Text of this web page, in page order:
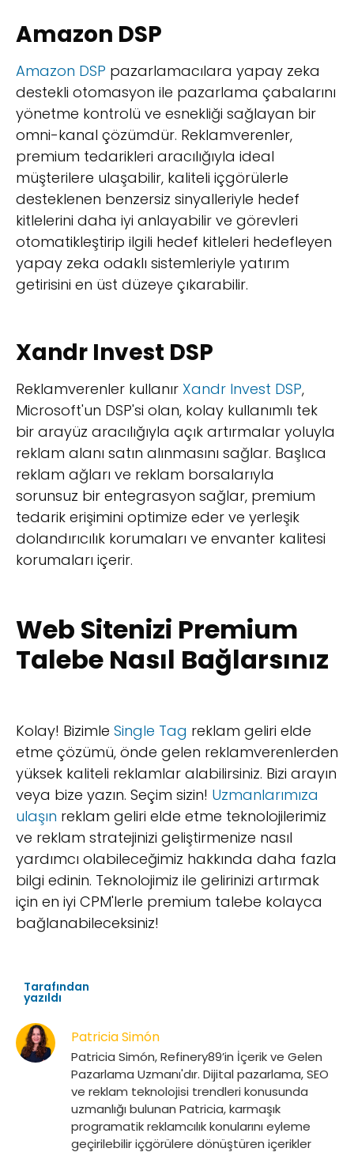
Amazon DSP
Amazon DSP pazarlamacılara yapay zeka
destekli otomasyon ile pazarlama çabalarını
yönetme kontrolü ve esnekliği sağlayan bir
omni-kanal çözümdür. Reklamverenler,
premium tedarikleri aracılığıyla ideal
müşterilere ulaşabilir, kaliteli içgörülerle
desteklenen benzersiz sinyalleriyle hedef
kitlelerini daha iyi anlayabilir ve görevleri
otomatikleştirip ilgili hedef kitleleri hedefleyen
yapay zeka odaklı sistemleriyle yatırım
getirisini en üst düzeye çıkarabilir.
Xandr Invest DSP
Reklamverenler kullanır Xandr Invest DSP,
Microsoft'un DSP'si olan, kolay kullanımlı tek
bir arayüz aracılığıyla açık artırmalar yoluyla
reklam alanı satın alınmasını sağlar. Başlıca
reklam ağları ve reklam borsalarıyla
sorunsuz bir entegrasyon sağlar, premium
tedarik erişimini optimize eder ve yerleşik
dolandırıcılık korumaları ve envanter kalitesi
korumaları içerir.
Web Sitenizi Premium
Talebe Nasıl Bağlarsınız
Kolay! Bizimle Single Tag reklam geliri elde
etme çözümü, önde gelen reklamverenlerden
yüksek kaliteli reklamlar alabilirsiniz. Bizi arayın
veya bize yazın. Seçim sizin! Uzmanlarımıza
ulaşın reklam geliri elde etme teknolojilerimiz
ve reklam stratejinizi geliştirmenize nasıl
yardımcı olabileceğimiz hakkında daha fazla
bilgi edinin. Teknolojimiz ile gelirinizi artırmak
için en iyi CPM'lerle premium talebe kolayca
bağlanabileceksiniz!
Tarafından
yazıldı
Patricia Simón
Patricia Simón, Refinery89’in İçerik ve Gelen
Pazarlama Uzmanı'dır. Dijital pazarlama, SEO
ve reklam teknolojisi trendleri konusunda
uzmanlığı bulunan Patricia, karmaşık
programatik reklamcılık konularını eyleme
geçirilebilir içgörülere dönüştüren içerikler